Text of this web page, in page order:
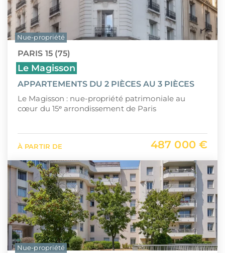
PARIS 15 (75)
Le Magisson
APPARTEMENTS DU 2 PIÈCES AU 3 PIÈCES
Le Magisson : nue-propriété patrimoniale au
cœur du 15ᵉ arrondissement de Paris
À PARTIR DE 487 000 €
Nue-propriété
Nue-propriété